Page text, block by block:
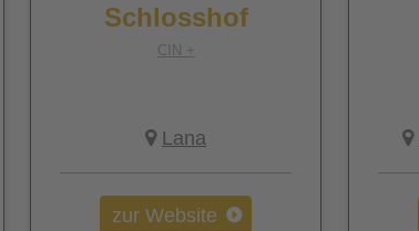
Schlosshof
CIN +
Lana
zur Website